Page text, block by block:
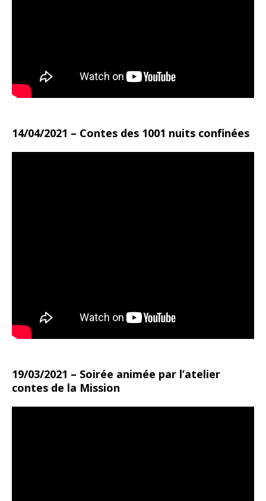
14/04/2021 – Contes des 1001 nuits confinées
19/03/2021 – Soirée animée par l’atelier
contes de la Mission